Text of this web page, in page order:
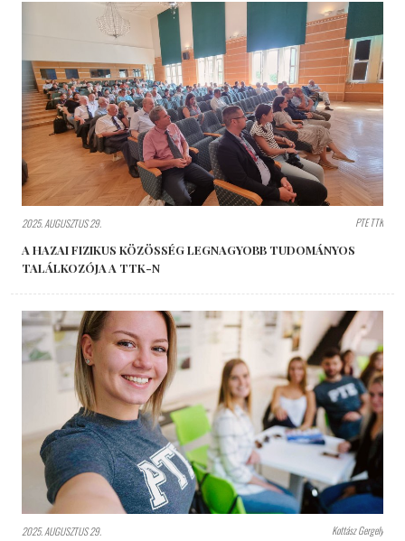
2025. AUGUSZTUS 29. PTE TTK
A HAZAI FIZIKUS KÖZÖSSÉG LEGNAGYOBB TUDOMÁNYOS
TALÁLKOZÓJA A TTK-N
2025. AUGUSZTUS 29. Kottász Gergely